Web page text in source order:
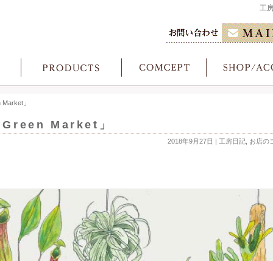
工
」
Green Market」
2018年9月27日 | 工房日記, お店の